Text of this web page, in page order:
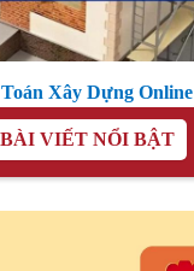
Xây Dựng Online
BÀI VIẾT NỔI BẬT